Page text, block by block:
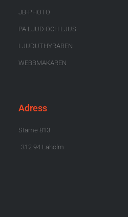
JB-PHOTO
PA LJUD OCH LJUS
LJUDUTHYRAREN
WEBBMAKAREN
Adress
Stäme 813
312 94 Laholm